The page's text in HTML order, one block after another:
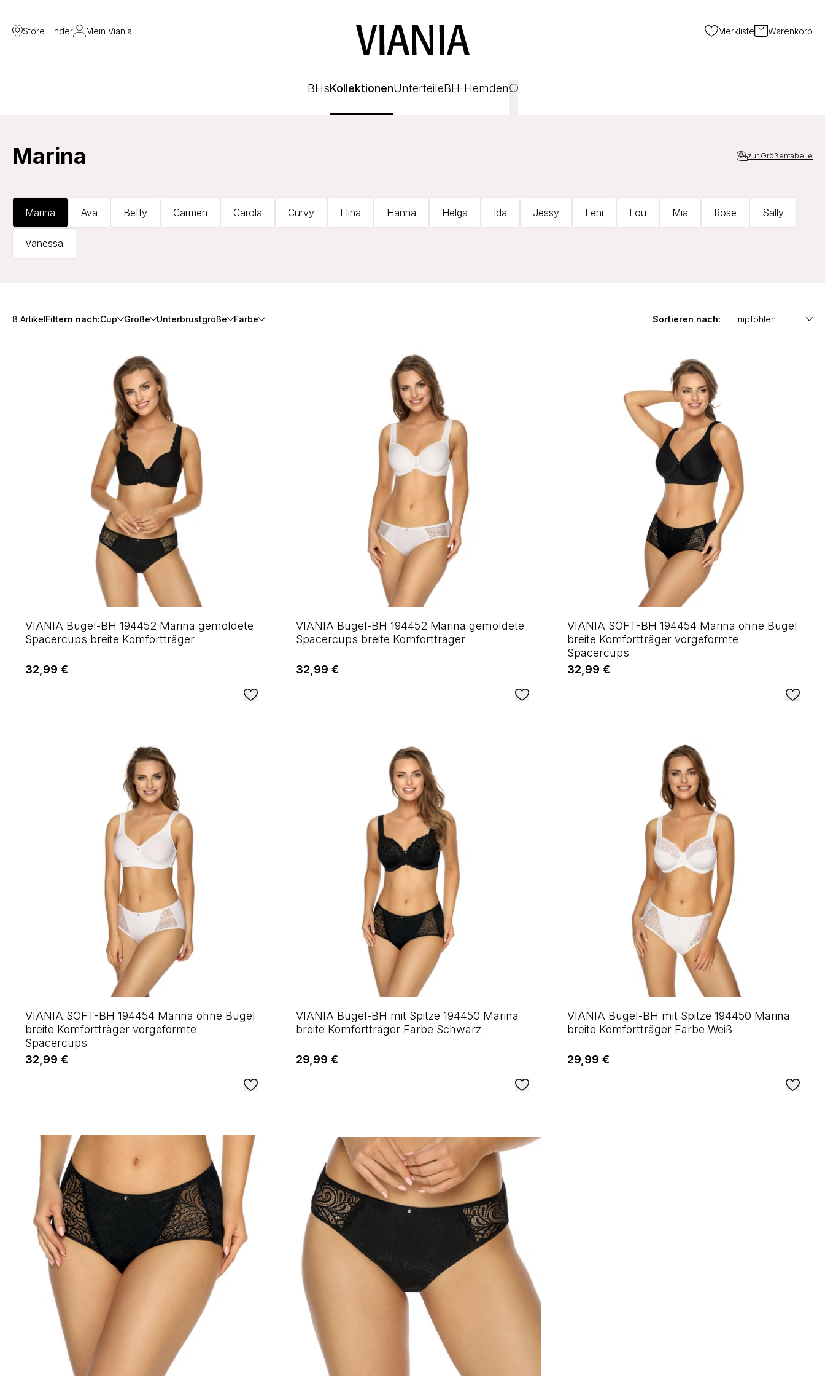
Store Finder Mein Viania Merkliste Warenkorb
BHsKollektionenUnterteileBH-Hemden
Marina zur Größentabelle
Ava Betty Carmen Carola Curvy Elina Hanna Helga Ida Jessy Leni Lou
Marina Mia Rose Sally
Vanessa
8 ArtikelFiltern nach:Cup Größe Unterbrustgröße Farbe Sortieren nach:
VIANIA Bügel-BH 194452 Marina gemoldete
Spacercups breite Komfortträger
32,99 €
VIANIA Bügel-BH 194452 Marina gemoldete
Spacercups breite Komfortträger
32,99 €
VIANIA SOFT-BH 194454 Marina ohne Bügel
breite Komfortträger vorgeformte
Spacercups
32,99 €
VIANIA SOFT-BH 194454 Marina ohne Bügel
breite Komfortträger vorgeformte
Spacercups
32,99 €
VIANIA Bügel-BH mit Spitze 194450 Marina
breite Komfortträger Farbe Schwarz
29,99 €
VIANIA Bügel-BH mit Spitze 194450 Marina
breite Komfortträger Farbe Weiß
29,99 €